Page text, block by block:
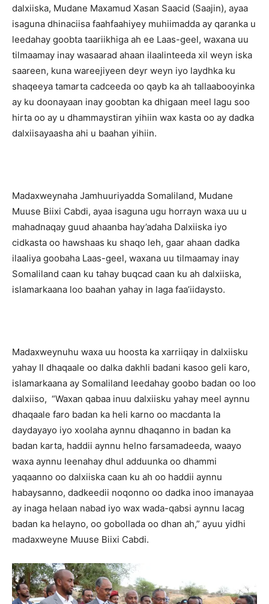
dalxiiska, Mudane Maxamud Xasan Saacid (Saajin), ayaa
isaguna dhinaciisa faahfaahiyey muhiimadda ay qaranka u
leedahay goobta taariikhiga ah ee Laas-geel, waxana uu
tilmaamay inay wasaarad ahaan ilaalinteeda xil weyn iska
saareen, kuna wareejiyeen deyr weyn iyo laydhka ku
shaqeeya tamarta cadceeda oo qayb ka ah tallaabooyinka
ay ku doonayaan inay goobtan ka dhigaan meel lagu soo
hirta oo ay u dhammaystiran yihiin wax kasta oo ay dadka
dalxiisayaasha ahi u baahan yihiin.
Madaxweynaha Jamhuuriyadda Somaliland, Mudane
Muuse Biixi Cabdi, ayaa isaguna ugu horrayn waxa uu u
mahadnaqay guud ahaanba hay’adaha Dalxiiska iyo
cidkasta oo hawshaas ku shaqo leh, gaar ahaan dadka
ilaaliya goobaha Laas-geel, waxana uu tilmaamay inay
Somaliland caan ku tahay buqcad caan ku ah dalxiiska,
islamarkaana loo baahan yahay in laga faa’iidaysto.
Madaxweynuhu waxa uu hoosta ka xarriiqay in dalxiisku
yahay Il dhaqaale oo dalka dakhli badani kasoo geli karo,
islamarkaana ay Somaliland leedahay goobo badan oo loo
dalxiiso, “Waxan qabaa inuu dalxiisku yahay meel aynnu
dhaqaale faro badan ka heli karno oo macdanta la
daydayayo iyo xoolaha aynnu dhaqanno in badan ka
badan karta, haddii aynnu helno farsamadeeda, waayo
waxa aynnu leenahay dhul adduunka oo dhammi
yaqaanno oo dalxiiska caan ku ah oo haddii aynnu
habaysanno, dadkeedii noqonno oo dadka inoo imanayaa
ay inaga helaan nabad iyo wax wada-qabsi aynnu lacag
badan ka helayno, oo gobollada oo dhan ah,” ayuu yidhi
madaxweyne Muuse Biixi Cabdi.